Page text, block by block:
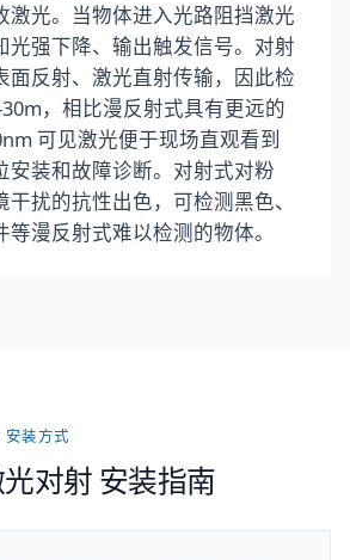
激光。当物体进入光路阻挡激光
光强下降、输出触发信号。对射
面反射、激光直射传输，因此检
，相比漫反射式具有更远的
可见激光便于现场直观看到
安装和故障诊断。对射式对粉
扰的抗性出色，可检测黑色、
漫反射式难以检测的物体。
安装方式
对射 安装指南